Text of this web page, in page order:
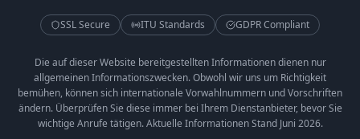
SSL Secure ITU Standards GDPR Compliant
Die auf dieser Website bereitgestellten Informationen dienen nur
allgemeinen Informationszwecken. Obwohl wir uns um Richtigkeit
bemühen, können sich internationale Vorwahlnummern und Vorschriften
ändern. Überprüfen Sie diese immer bei Ihrem Dienstanbieter, bevor Sie
wichtige Anrufe tätigen. Aktuelle Informationen Stand Juni 2026.